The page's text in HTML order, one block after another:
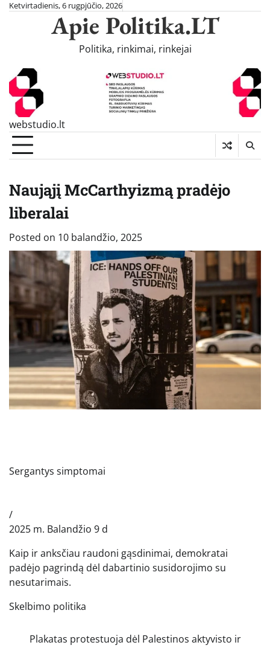
SkipKetvirtadienis, 6 rugpjūčio, 2026
Apie Politika.LT
Politika, rinkimai, rinkejai
webstudio.lt
Naująjį McCarthyizmą pradėjo
liberalai
Posted on 10 balandžio, 2025
Sergantys simptomai
/
2025 m. Balandžio 9 d
Kaip ir anksčiau raudoni gąsdinimai, demokratai
padėjo pagrindą dėl dabartinio susidorojimo su
nesutarimais.
Skelbimo politika
Plakatas protestuoja dėl Palestinos aktyvisto ir